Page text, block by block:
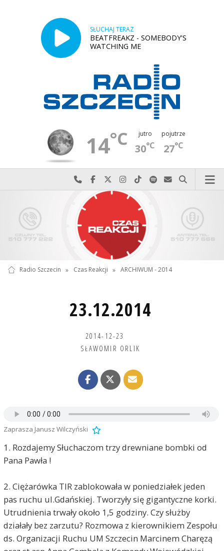
SŁUCHAJ TERAZ
BEATFREAKZ - SOMEBODY'S
WATCHING ME
14°C jutro
30°C
pojutrze
27°C
Najlepiej po prostu do nas zadzwoń
Odwiedź nas na Facebook-u
Odwiedź nas na X
Odwiedź nas na Instagram-ie
Odwiedź nas na TikTok-u
Szukaj nas na Spotify
Wyślij do nas
Szukaj
Radio Szczecin » Czas Reakcji » ARCHIWUM - 2014
23.12.2014
2014-12-23
SŁAWOMIR ORLIK
Zaprasza Janusz Wilczyński
1. Rozdajemy Słuchaczom trzy drewniane bombki od
Pana Pawła !
2. Ciężarówka TIR zablokowała w poniedziałek jeden
pas ruchu ul.Gdańskiej. Tworzyły się gigantyczne korki.
Utrudnienia trwały około 1,5 godziny. Czy służby
działały bez zarzutu? Rozmowa z kierownikiem Zespołu
ds. Organizacji Ruchu UM Szczecin Marcinem Charęzą